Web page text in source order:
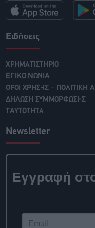
Ειδήσεις
ΧΡΗΜΑΤΙΣΤΗΡΙΟ
ΕΠΙΚΟΙΝΩΝΙΑ
ΟΡΟΙ ΧΡΗΣΗΣ – ΠΟΛΙΤΙΚΗ
ΔΗΛΩΣΗ ΣΥΜΜΟΡΦΩΣΗΣ
ΤΑΥΤΟΤΗΤΑ
Newsletter
Εγγραφή